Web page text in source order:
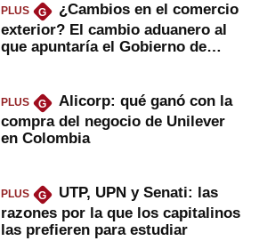
PLUS G
¿Cambios en el comercio
exterior? El cambio aduanero al
que apuntaría el Gobierno de
PLUS G
Alicorp: qué ganó con la
compra del negocio de Unilever
en Colombia
PLUS G
UTP, UPN y Senati: las
razones por la que los capitalinos
las prefieren para estudiar